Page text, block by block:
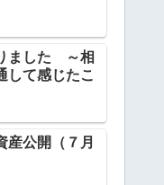
ました ～相
して感じたこ
産公開（７月